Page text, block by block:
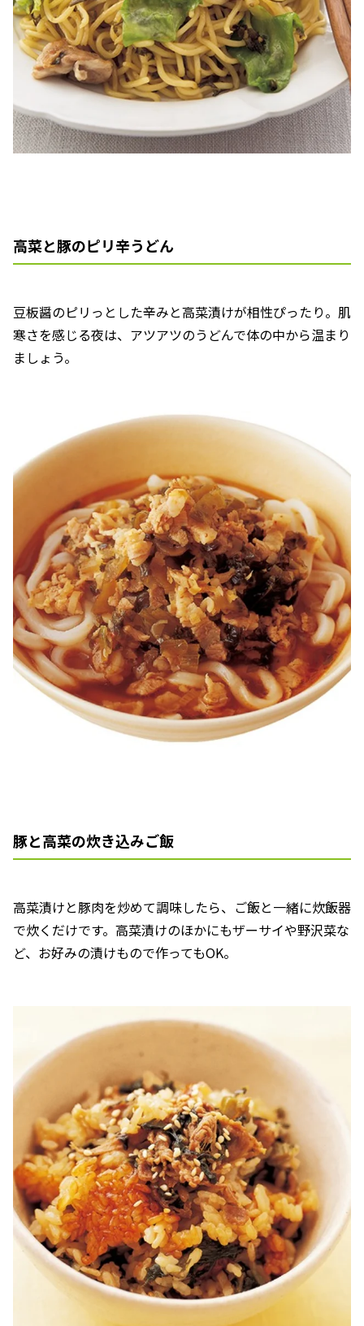
高菜と豚のピリ辛うどん
豆板醤のピリっとした辛みと高菜漬けが相性ぴったり。肌
寒さを感じる夜は、アツアツのうどんで体の中から温まり
ましょう。
豚と高菜の炊き込みご飯
高菜漬けと豚肉を炒めて調味したら、ご飯と一緒に炊飯器
で炊くだけです。高菜漬けのほかにもザーサイや野沢菜な
ど、お好みの漬けもので作ってもOK。